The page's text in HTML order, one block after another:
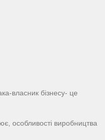
власник бізнесу- це
особливості виробництва